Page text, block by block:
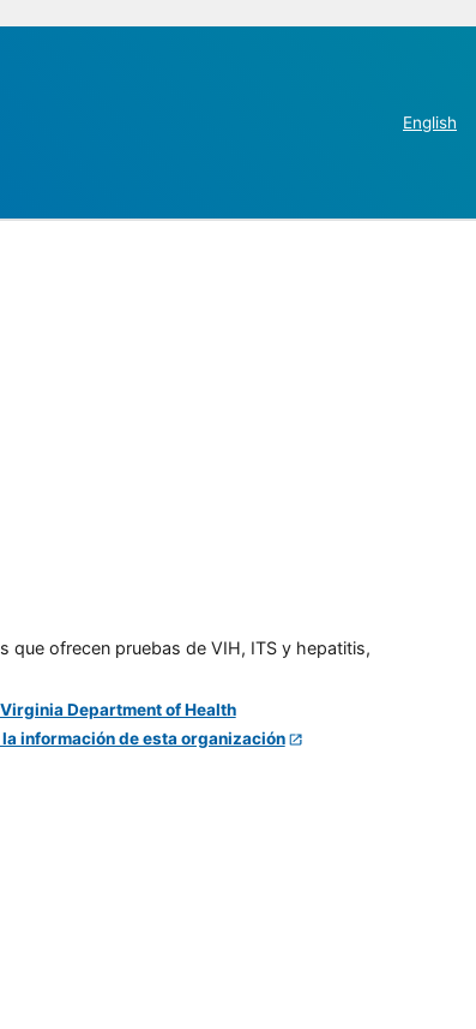
English
que ofrecen pruebas de VIH, ITS y hepatitis,
información de esta organización